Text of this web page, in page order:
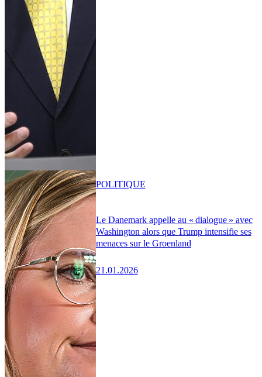
Le Danemark appelle au « dialogue » avec
Washington alors que Trump intensifie ses
menaces sur le Groenland
21.01.2026
POLITIQUE